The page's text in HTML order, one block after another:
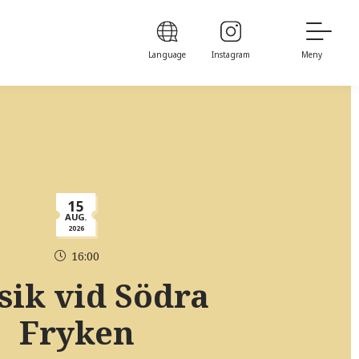
Language Instagram Meny
15
AUG.
2026
16:00
vid Södra
Fryken